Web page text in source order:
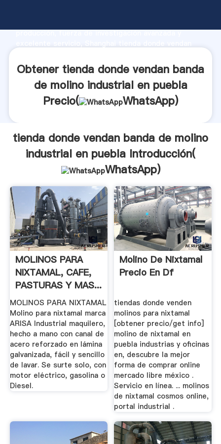
producción, fuerza de investigación avanzada y
el valor y aporta valores a todos los clientes.
Obtener tienda donde vendan banda
de molino industrial en puebla
Precio(
WhatsApp)
tienda donde vendan banda de molino
industrial en puebla Introducción(
WhatsApp)
MOLINOS PARA
NIXTAMAL, CAFE,
PASTURAS Y MAS...
MOLINOS PARA NIXTAMAL
Molino para nixtamal marca
ARISA Industrial maquilero,
hecho a mano con canal de
acero reforzado en lámina
galvanizada, fácil y sencillo
de lavar. Se surte solo, con
motor eléctrico, gasolina o
Diesel.
Molino De Nixtamal
Precio En Df
tiendas donde venden
molinos para nixtamal
[obtener precio/get info]
molino de nixtamal en
puebla industrias y oficinas
en, descubre la mejor
forma de comprar online
mercado libre méxico .
Servicio en línea. ... molinos
de nixtamal cosmos online,
portal industrial .